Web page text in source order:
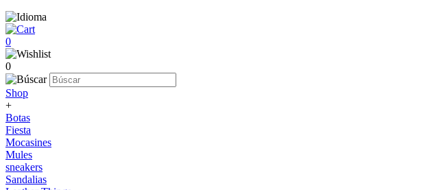
0
0
Shop
+
Botas
Fiesta
Mocasines
Mules
sneakers
Sandalias